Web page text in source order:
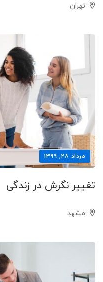
تهران
مرداد ۲۸, ۱۳۹۹
تغییر نگرش در زندگی
مشهد